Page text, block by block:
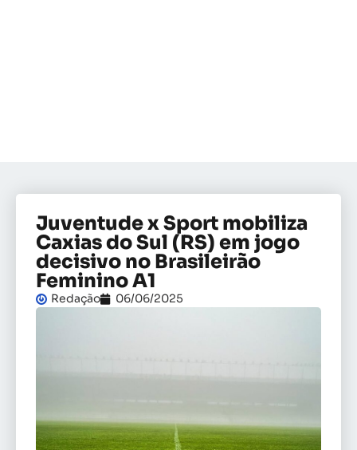
Juventude x Sport mobiliza
Caxias do Sul (RS) em jogo
decisivo no Brasileirão
Feminino A1
Redação 06/06/2025